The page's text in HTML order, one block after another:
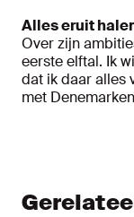
Alles eruit
Over zijn
eerste elftal. Ik
dat ik daar alles
met